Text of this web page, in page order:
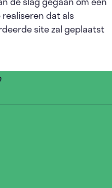
dat als
site zal geplaatst